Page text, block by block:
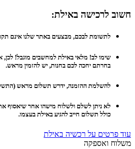
חשוב לרכישה באילת:
לתשומת לבכם, מבצעים באתר שלנו אינם
שימו לב! מלאי באילת למחשבים מוגבל!
בחרתם יחכה לכם בחנות, יש להזמין מראש.
להשלמת ההזמנה, ידרש תשלום מראש
לא ניתן לשלם ולשלוח מישהו אחר שיאסוף
כולל תשלום חייב להגיע באילת בעצמו.
עוד פרטים על רכשיה באילת
משלוח ואספקה